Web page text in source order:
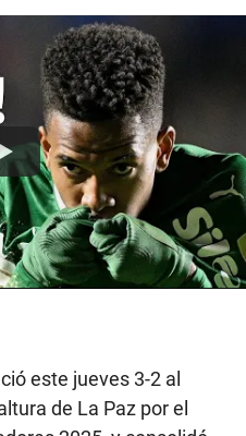
este jueves 3-2 al
de La Paz por el